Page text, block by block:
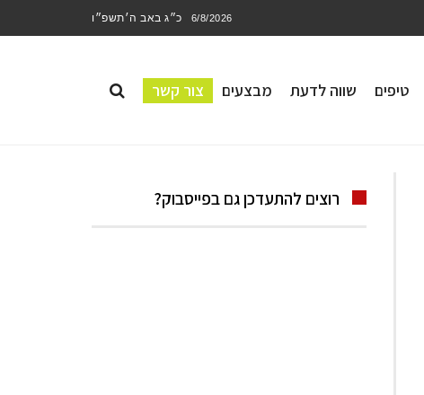
6/8/2026 כ״ג באב ה׳תשפ״ו
טיפים שווה לדעת מבצעים צור קשר
רוצים להתעדכן גם בפייסבוק?